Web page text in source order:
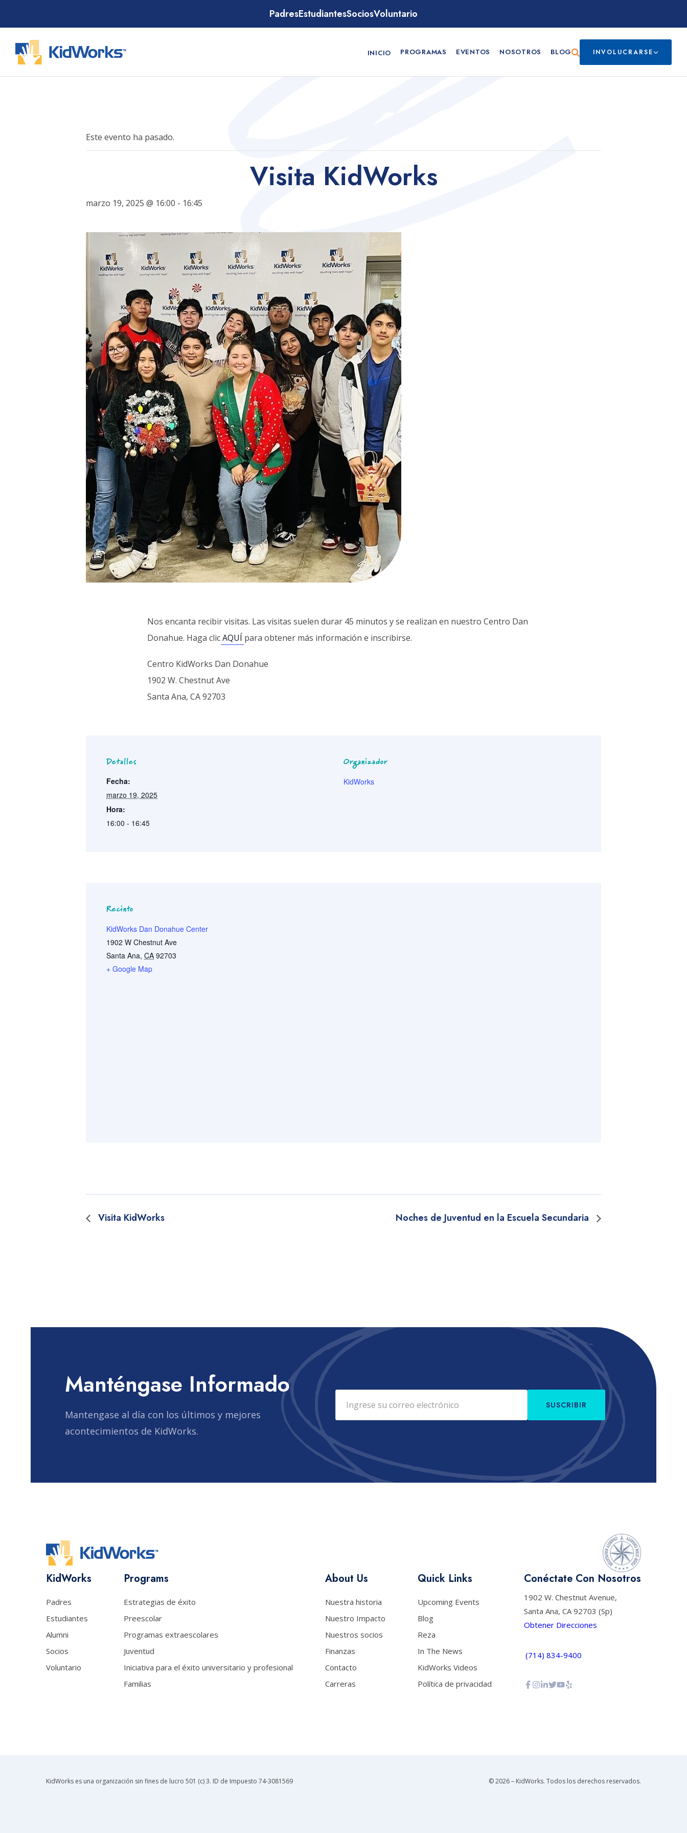
PadresEstudiantesSociosVoluntario
INICIO PROGRAMAS EVENTOS NOSOTROS BLOG INVOLUCRARSE
Este evento ha pasado.
Visita KidWorks
marzo 19, 2025 @ 16:00 - 16:45
Nos encanta recibir visitas. Las visitas suelen durar 45 minutos y se realizan en nuestro Centro Dan
Donahue. Haga clicAQUÍ para obtener más información e inscribirse.
Centro KidWorks Dan Donahue
1902 W. Chestnut Ave
Santa Ana, CA 92703
Detalles
Fecha:
marzo 19, 2025
Hora:
16:00 - 16:45
Organizador
KidWorks
Recinto
KidWorks Dan Donahue Center
1902 W Chestnut Ave
Santa Ana, CA 92703
+ Google Map
Visita KidWorks Noches de Juventud en la Escuela Secundaria
Manténgase Informado
Mantengase al día con los últimos y mejores
acontecimientos de KidWorks.
SUSCRIBIR
KidWorks
Padres
Estudiantes
Alumni
Socios
Voluntario
Programs
Estrategias de éxito
Preescolar
Programas extraescolares
Juventud
Iniciativa para el éxito universitario y profesional
Familias
About Us
Nuestra historia
Nuestro Impacto
Nuestros socios
Finanzas
Contacto
Carreras
Quick Links
Upcoming Events
Blog
Reza
In The News
KidWorks Videos
Política de privacidad
Conéctate Con Nosotros
1902 W. Chestnut Avenue,
Santa Ana, CA 92703 (Sp)
Obtener Direcciones
(714) 834-9400
KidWorks es una organización sin fines de lucro 501 (c) 3. ID de Impuesto 74-3081569 © 2026 – KidWorks. Todos los derechos reservados.